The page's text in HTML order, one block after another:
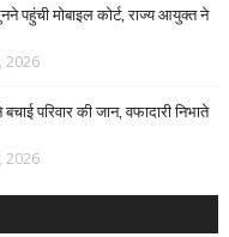
पहुंची मोबाइल कोर्ट, राज्य आयुक्त ने
2026
परिवार की जान, वफादारी निभाते
2026